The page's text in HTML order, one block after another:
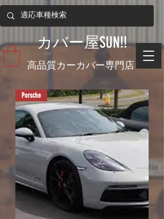
​高品質カーカバー専門店
​カバー屋SUN!!
Porsche